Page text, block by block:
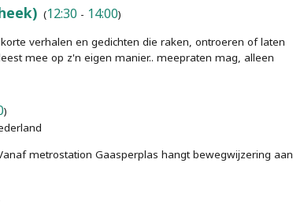
(12:30- 14:00)
verhalen en gedichten die raken, ontroeren of laten
mee op z'n eigen manier.. meepraten mag, alleen
)
metrostation Gaasperplas hangt bewegwijzering aan